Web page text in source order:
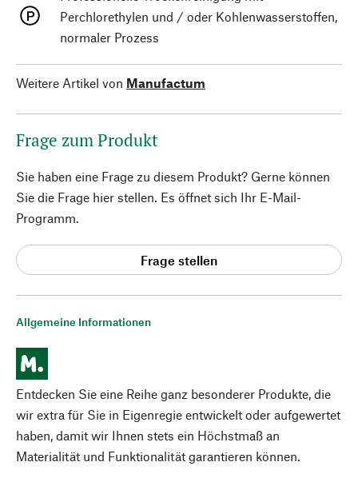
Allgemeine Informationen
Entdecken Sie eine Reihe ganz besonderer Produkte, die
wir extra für Sie in Eigenregie entwickelt oder aufgewertet
haben, damit wir Ihnen stets ein Höchstmaß an
Materialität und Funktionalität garantieren können.
Perchlorethylen und / oder Kohlenwasserstoffen,
normaler Prozess
Weitere Artikel von Manufactum
Frage zum Produkt
Sie haben eine Frage zu diesem Produkt? Gerne können
Sie die Frage hier stellen. Es öffnet sich Ihr E-Mail-
Programm.
Frage stellen